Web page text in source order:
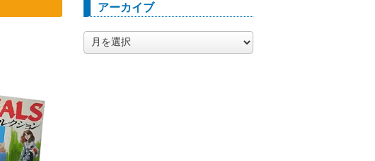
1,700
2,200
アーカイブ
ー